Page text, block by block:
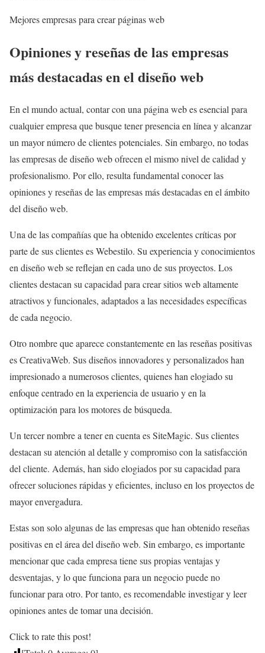
Mejores empresas para crear páginas web
Opiniones y reseñas de las empresas
más destacadas en el diseño web
En el mundo actual, contar con una página web es esencial para
cualquier empresa que busque tener presencia en línea y alcanzar
un mayor número de clientes potenciales. Sin embargo, no todas
las empresas de diseño web ofrecen el mismo nivel de calidad y
profesionalismo. Por ello, resulta fundamental conocer las
opiniones y reseñas de las empresas más destacadas en el ámbito
del diseño web.
Una de las compañías que ha obtenido excelentes críticas por
parte de sus clientes es Webestilo. Su experiencia y conocimientos
en diseño web se reflejan en cada uno de sus proyectos. Los
clientes destacan su capacidad para crear sitios web altamente
atractivos y funcionales, adaptados a las necesidades específicas
de cada negocio.
Otro nombre que aparece constantemente en las reseñas positivas
es CreativaWeb. Sus diseños innovadores y personalizados han
impresionado a numerosos clientes, quienes han elogiado su
enfoque centrado en la experiencia de usuario y en la
optimización para los motores de búsqueda.
Un tercer nombre a tener en cuenta es SiteMagic. Sus clientes
destacan su atención al detalle y compromiso con la satisfacción
del cliente. Además, han sido elogiados por su capacidad para
ofrecer soluciones rápidas y eficientes, incluso en los proyectos de
mayor envergadura.
Estas son solo algunas de las empresas que han obtenido reseñas
positivas en el área del diseño web. Sin embargo, es importante
mencionar que cada empresa tiene sus propias ventajas y
desventajas, y lo que funciona para un negocio puede no
funcionar para otro. Por tanto, es recomendable investigar y leer
opiniones antes de tomar una decisión.
Click to rate this post!